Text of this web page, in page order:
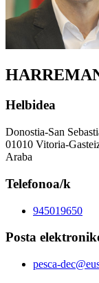
Helbidea
Donostia-San
01010 Vitoria-
Araba
Telefonoa/k
945019650
Posta
pesca-